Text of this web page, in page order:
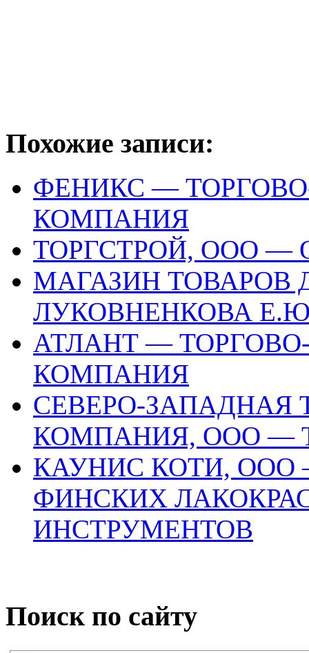
Похожие записи:
ФЕНИКС —
КОМПАНИЯ
ТОРГСТРОЙ, ООО
МАГАЗИН ТОВАРОВ
ЛУКОВНЕНКОВА
АТЛАНТ —
КОМПАНИЯ
СЕВЕРО-ЗАПАДНАЯ
КОМПАНИЯ, ООО —
КАУНИС КОТИ, ООО
ФИНСКИХ
ИНСТРУМЕНТОВ
Поиск по сайту